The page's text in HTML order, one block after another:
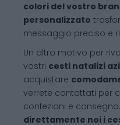
colori del vostro
personalizzato
messaggio preciso e
Un altro motivo per
vostri cesti natalizi
acquistare
verrete contattati per
confezioni e
direttamente noi i